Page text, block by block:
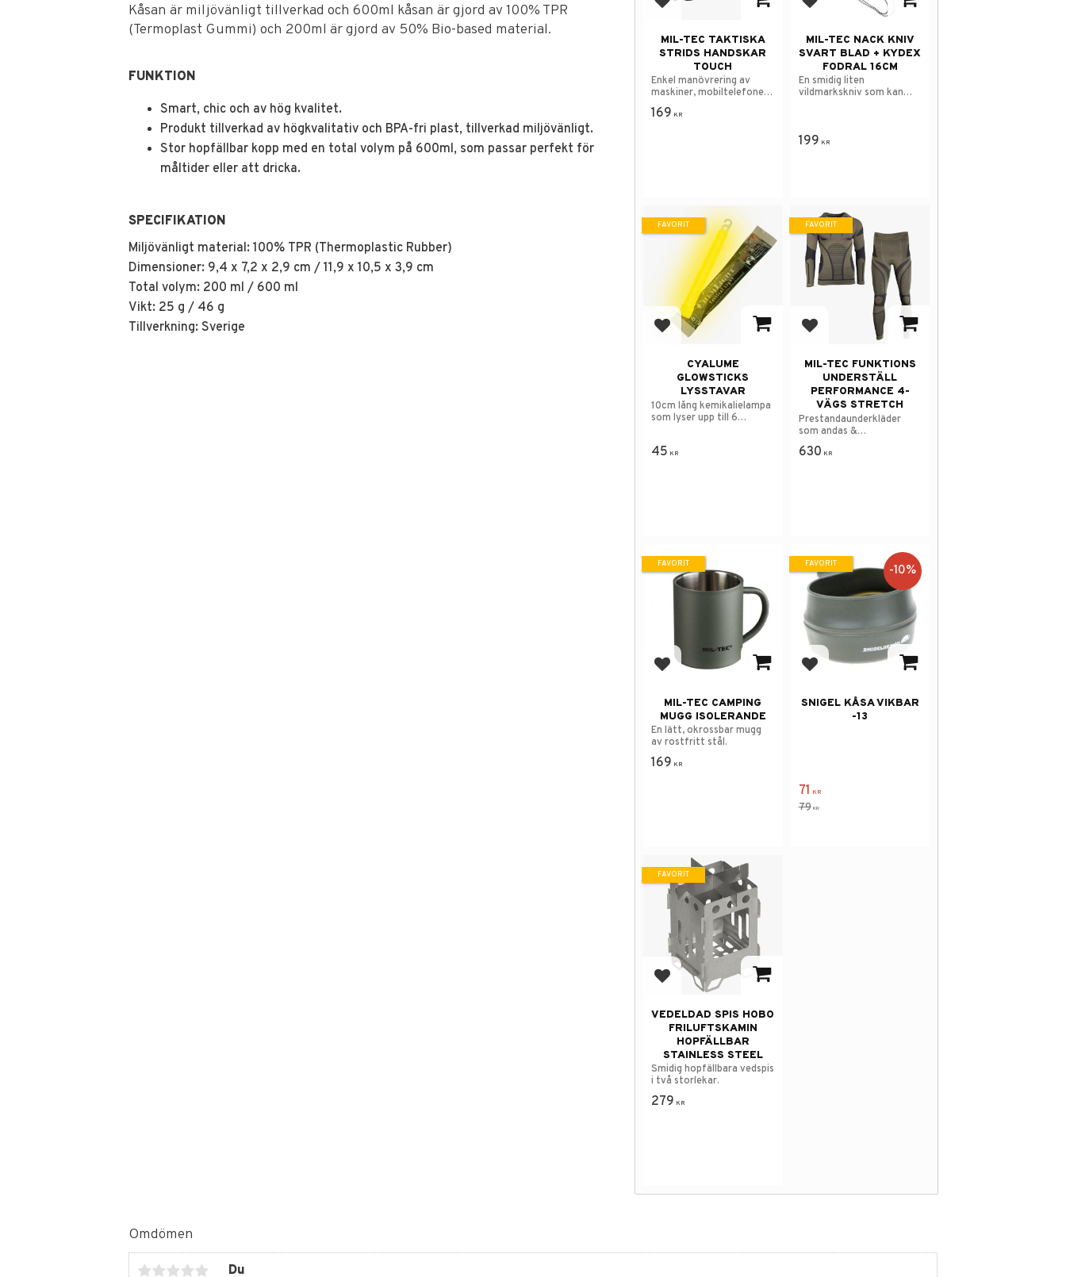
Kåsan är miljövänligt tillverkad och 600ml kåsan är gjord av 100% TPR
(Termoplast Gummi) och 200ml är gjord av 50% Bio-based material.
FUNKTION
Smart, chic och av hög kvalitet.
Produkt tillverkad av högkvalitativ och BPA-fri plast, tillverkad miljövänligt.
Stor hopfällbar kopp med en total volym på 600ml, som passar perfekt för
måltider eller att dricka.
SPECIFIKATION
Miljövänligt material: 100% TPR (Thermoplastic Rubber)
Dimensioner: 9,4 x 7,2 x 2,9 cm / 11,9 x 10,5 x 3,9 cm
Total volym: 200 ml / 600 ml
Vikt: 25 g / 46 g
Tillverkning: Sverige
Omdömen
Du
Lägg till i favoriter
MIL-TEC TAKTISKA
STRIDS HANDSKAR
TOUCH
Enkel manövrering av
maskiner, mobiltelefoner
eller surfplattor.
169 KR
Lägg till i favoriter
MIL-TEC NACK KNIV
SVART BLAD + KYDEX
FODRAL 16CM
En smidig liten
vildmarkskniv som kan
199 KR
Lägg till i favoriter
CYALUME
GLOWSTICKS
LYSSTAVAR
10cm lång kemikalielampa
som lyser upp till 6
45 KR
FAVORIT
Lägg till i favoriter
MIL-TEC FUNKTIONS
UNDERSTÄLL
PERFORMANCE 4-
VÄGS STRETCH
Prestandaunderkläder
som andas &
transporterar bort fukt.
630 KR
FAVORIT
Lägg till i favoriter
MIL-TEC CAMPING
MUGG ISOLERANDE
En lätt, okrossbar mugg
av rostfritt stål.
169 KR
FAVORIT
Lägg till i favoriter
SNIGEL KÅSA VIKBAR
-13
71 KR
79KR
10%
FAVORIT
Lägg till i favoriter
VEDELDAD SPIS HOBO
FRILUFTSKAMIN
HOPFÄLLBAR
STAINLESS STEEL
Smidig hopfällbara vedspis
i två storlekar.
279 KR
FAVORIT